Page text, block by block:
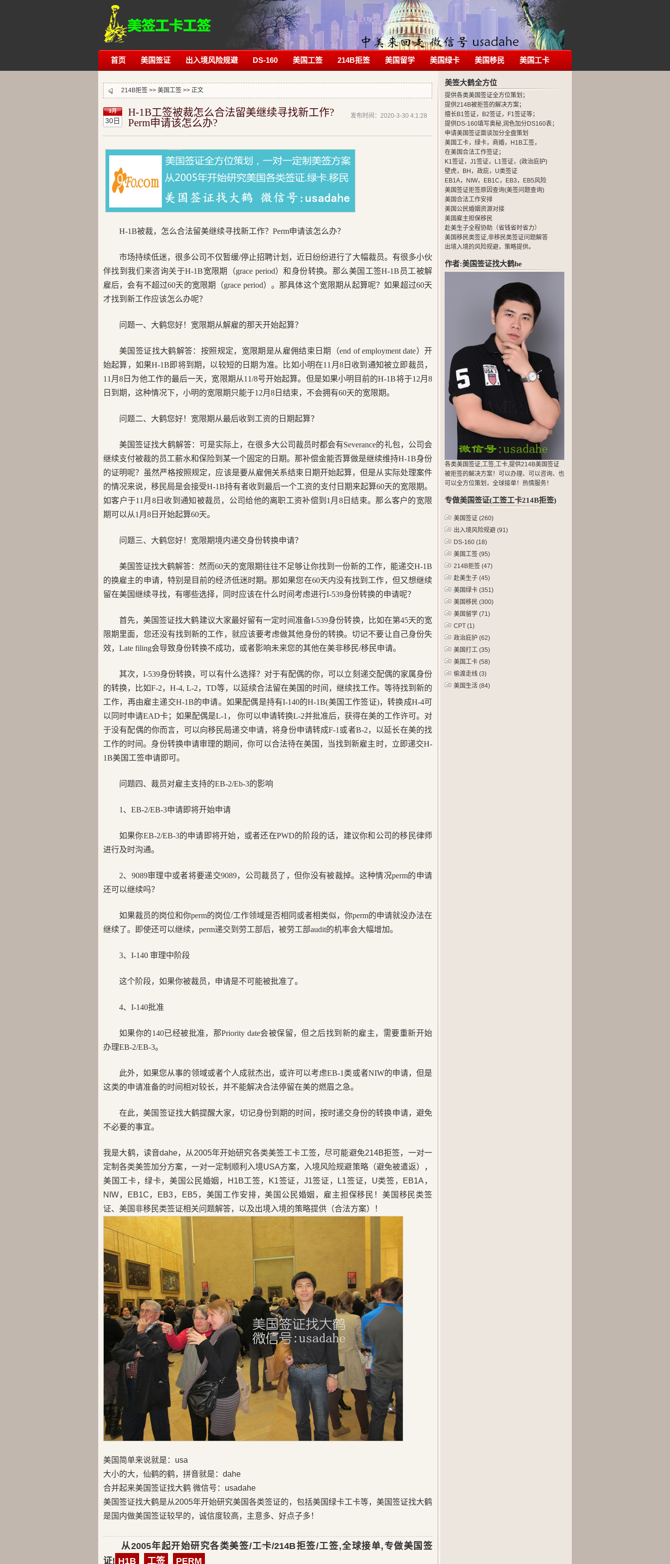
首页 美国签证 出入境风险规避 DS-160 美国工签 214B拒签 美国留学 美国绿卡 美国移民 美国工卡
214B拒签 >> 美国工签 >> 正文
3月
30日
发布时间：2020-3-30 4:1:28
H-1B工签被裁怎么合法留美继续寻找新工作?
Perm申请该怎么办?
H-1B被裁，怎么合法留美继续寻找新工作？Perm申请该怎么办？
市场持续低迷，很多公司不仅暂缓/停止招聘计划，近日纷纷进行了大幅裁员。有很多小伙
伴找到我们来咨询关于H-1B宽限期（grace period）和身份转换。那么美国工签H-1B员工被解
雇后，会有不超过60天的宽限期（grace period）。那具体这个宽限期从起算呢？如果超过60天
才找到新工作应该怎么办呢？
问题一、大鹤您好！宽限期从解雇的那天开始起算？
美国签证找大鹤解答：按照规定，宽限期是从雇佣结束日期（end of employment date）开
始起算，如果H-1B即将到期，以较短的日期为准。比如小明在11月8日收到通知被立即裁员，
11月8日为他工作的最后一天，宽限期从11/8号开始起算。但是如果小明目前的H-1B将于12月8
日到期，这种情况下，小明的宽限期只能于12月8日结束，不会拥有60天的宽限期。
问题二、大鹤您好！宽限期从最后收到工资的日期起算？
美国签证找大鹤解答：可是实际上，在很多大公司裁员时都会有Severance的礼包，公司会
继续支付被裁的员工薪水和保险到某一个固定的日期。那补偿金能否算做是继续维持H-1B身份
的证明呢？虽然严格按照规定，应该是要从雇佣关系结束日期开始起算，但是从实际处理案件
的情况来说，移民局是会接受H-1B持有者收到最后一个工资的支付日期来起算60天的宽限期。
如客户于11月8日收到通知被裁员，公司给他的离职工资补偿到1月8日结束。那么客户的宽限
期可以从1月8日开始起算60天。
问题三、大鹤您好！宽限期境内递交身份转换申请？
美国签证找大鹤解答：然而60天的宽限期往往不足够让你找到一份新的工作，能递交H-1B
的换雇主的申请，特别是目前的经济低迷时期。那如果您在60天内没有找到工作，但又想继续
留在美国继续寻找，有哪些选择，同时应该在什么时间考虑进行I-539身份转换的申请呢？
首先，美国签证找大鹤建议大家最好留有一定时间准备I-539身份转换，比如在第45天的宽
限期里面，您还没有找到新的工作，就应该要考虑做其他身份的转换。切记不要让自己身份失
效，Late filing会导致身份转换不成功，或者影响未来您的其他在美非移民/移民申请。
其次，I-539身份转换，可以有什么选择？对于有配偶的你，可以立刻递交配偶的家属身份
的转换，比如F-2，H-4, L-2，TD等，以延续合法留在美国的时间，继续找工作。等待找到新的
工作，再由雇主递交H-1B的申请。如果配偶是持有I-140的H-1B(美国工作签证)，转换成H-4可
以同时申请EAD卡；如果配偶是L-1， 你可以申请转换L-2并批准后，获得在美的工作许可。对
于没有配偶的你而言，可以向移民局递交申请，将身份申请转成F-1或者B-2，以延长在美的找
工作的时间。身份转换申请审理的期间，你可以合法待在美国，当找到新雇主时，立即递交H-
1B美国工签申请即可。
问题四、裁员对雇主支持的EB-2/Eb-3的影响
1、EB-2/EB-3申请即将开始申请
如果你EB-2/EB-3的申请即将开始，或者还在PWD的阶段的话，建议你和公司的移民律师
进行及时沟通。
2、9089审理中或者将要递交9089，公司裁员了，但你没有被裁掉。这种情况perm的申请
还可以继续吗？
如果裁员的岗位和你perm的岗位/工作领域是否相同或者相类似，你perm的申请就没办法在
继续了。即使还可以继续，perm递交到劳工部后，被劳工部audit的机率会大幅增加。
3、I-140 审理中阶段
这个阶段，如果你被裁员，申请是不可能被批准了。
4、I-140批准
如果你的140已经被批准，那Priority date会被保留，但之后找到新的雇主，需要重新开始
办理EB-2/EB-3。
此外，如果您从事的领域或者个人成就杰出，或许可以考虑EB-1类或者NIW的申请，但是
这类的申请准备的时间相对较长，并不能解决合法停留在美的燃眉之急。
在此，美国签证找大鹤提醒大家，切记身份到期的时间，按时递交身份的转换申请，避免
不必要的事宜。
我是大鹤，读音dahe，从2005年开始研究各类美签工卡工签，尽可能避免214B拒签，一对一
定制各类美签加分方案，一对一定制顺利入境USA方案，入境风险规避策略（避免被遣返），
美国工卡，绿卡，美国公民婚姻，H1B工签，K1签证，J1签证，L1签证，U类签，EB1A，
NIW，EB1C，EB3，EB5，美国工作安排，美国公民婚姻，雇主担保移民！美国移民类签
证、美国非移民类签证相关问题解答，以及出境入境的策略提供（合法方案）！
美国简单来说就是：usa
大小的大，仙鹤的鹤，拼音就是：dahe
合并起来美国签证找大鹤 微信号：usadahe
美国签证找大鹤是从2005年开始研究美国各类签证的，包括美国绿卡工卡等，美国签证找大鹤
是国内做美国签证较早的，诚信度较高，主意多、好点子多！
从2005年起开始研究各类美签/工卡/214B拒签/工签,全球接单,专做美国签
证! H1B 工签 PERM
美签大鹤全方位
提供各类美国签证全方位策划；
提供214B被拒签的解决方案；
擅长B1签证，B2签证，F1签证等；
提供DS-160填写奥秘,润色加分DS160表；
申请美国签证面谈加分全盘策划
美国工卡，绿卡，商婚，H1B工签，
在美国合法工作签证；
K1签证，J1签证，L1签证，(政治庇护)
壁虎，BH，政庇，U类签证
EB1A，NIW，EB1C，EB3，EB5风险
美国签证拒签原因查询(美签问题查询)
美国合法工作安排
美国公民婚姻资源对接
美国雇主担保移民
赴美生子全程协助（省钱省时省力）
美国移民类签证,非移民类签证问题解答
出境入境的风险规避，策略提供。
作者:美国签证找大鹤he
各类美国签证,工签,工卡,提供214B美国签证
被拒签的解决方案！可以办理、可以咨询、也
可以全方位策划，全球接单！热情服务！
专做美国签证(工签工卡214B拒签)
美国签证 (260)
出入境风险规避 (91)
DS-160 (18)
美国工签 (95)
214B拒签 (47)
赴美生子 (45)
美国绿卡 (351)
美国移民 (300)
美国留学 (71)
CPT (1)
政治庇护 (62)
美国打工 (35)
美国工卡 (58)
偷渡走线 (3)
美国生活 (84)